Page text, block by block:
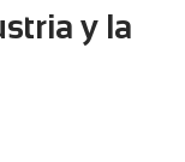
y la